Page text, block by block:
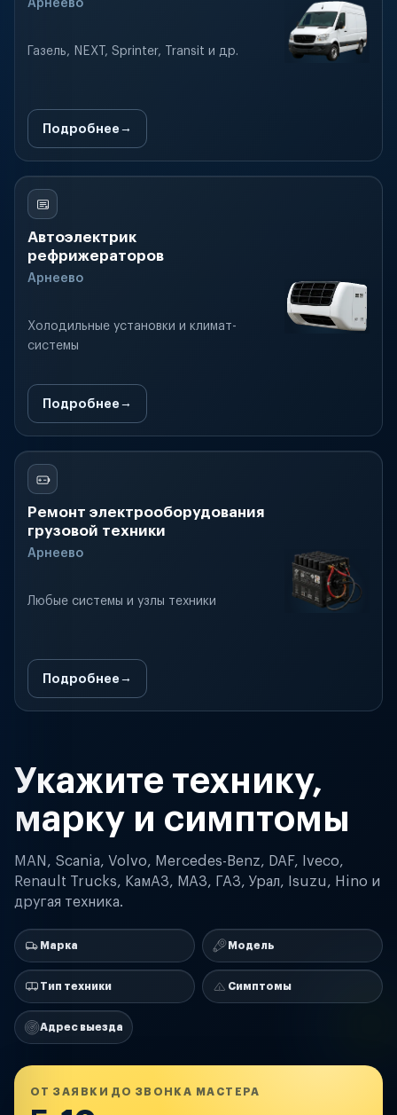
Арнеево
Газель, NEXT, Sprinter, Transit и др.
Подробнее
Автоэлектрик
рефрижераторов
Арнеево
Холодильные установки и климат-
системы
Подробнее
Ремонт электрооборудования
грузовой техники
Арнеево
Любые системы и узлы техники
Подробнее
Укажите технику,
марку и симптомы
MAN, Scania, Volvo, Mercedes-Benz, DAF, Iveco,
Renault Trucks, КамАЗ, МАЗ, ГАЗ, Урал, Isuzu, Hino и
другая техника.
Марка Модель
Тип техники Симптомы
Адрес выезда
ОТ ЗАЯВКИ ДО ЗВОНКА МАСТЕРА